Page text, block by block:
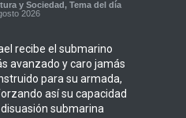
y Sociedad, Tema del día
2026
recibe el submarino
avanzado y caro jamás
para su armada,
así su capacidad
submarina